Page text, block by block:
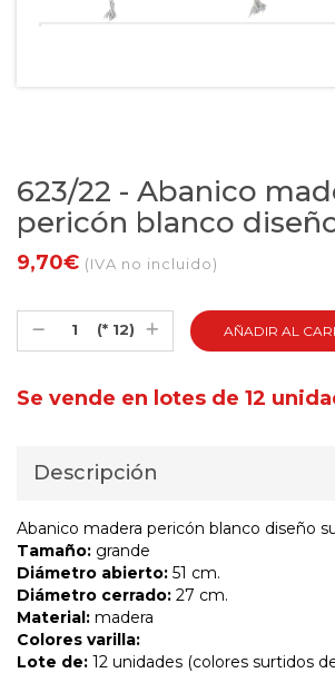
623/22 - Abanico
pericón blanco
9,70€ (IVA no incluido)
(* 12)
Se vende en lotes de 12
Descripción
Abanico madera pericón blanco diseño
Tamaño: grande
Diámetro abierto: 51 cm.
Diámetro cerrado: 27 cm.
Material: madera
Colores varilla:
Lote de: 12 unidades (colores surtidos